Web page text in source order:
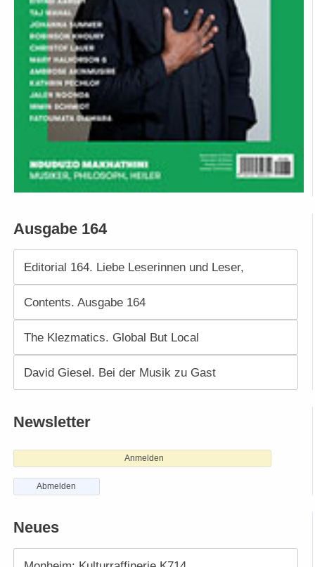
Ausgabe 164
Editorial 164. Liebe Leserinnen und Leser,
Contents. Ausgabe 164
The Klezmatics. Global But Local
David Giesel. Bei der Musik zu Gast
Newsletter
Anmelden
Abmelden
Neues